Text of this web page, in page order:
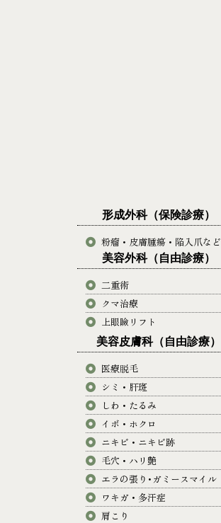
形成外科（保険診療）
粉瘤・皮膚腫瘍・陥入爪など
美容外科（自由診療）
二重術
クマ治療
上眼瞼リフト
美容皮膚科（自由診療）
医療脱毛
シミ・肝斑
しわ・たるみ
イボ・ホクロ
ニキビ・ニキビ跡
毛穴・ハリ艶
エラの張り･ガミースマイル
ワキガ・多汗症
肩こり